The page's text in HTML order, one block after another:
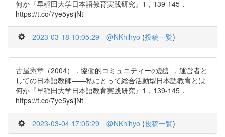
何か『早稲田大学日本語教育実践研究』1，139-145．
https://t.co/7ye5ysijNt
2023-03-18 10:05:29 @NKhihyo (投稿一覧)
古屋憲章（2004）．協働的コミュニティーの設計，運営者と
しての日本語教師――私にとって総合活動型日本語教育とは
何か『早稲田大学日本語教育実践研究』1，139-145．
https://t.co/7ye5ysijNt
2023-03-04 17:05:29 @NKhihyo (投稿一覧)